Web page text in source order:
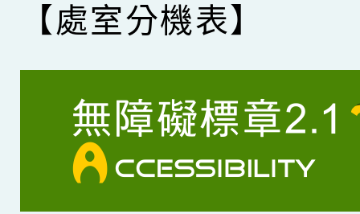
【處室分機表】